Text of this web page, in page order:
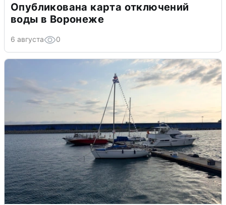
Опубликована карта отключений
воды в Воронеже
6 августа 0